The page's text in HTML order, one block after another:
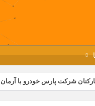
شرکت پارس خودرو با آرمان